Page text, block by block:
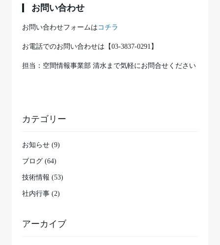
お問い合わせ
お問い合わせフォームは コチラ
お電話でのお問い合わせは【03-3837-0291】
担当：空間情報事業部 清水まで気軽にお問合せください
カテゴリー
お知らせ (9)
ブログ (64)
技術情報 (53)
社内行事 (2)
アーカイブ